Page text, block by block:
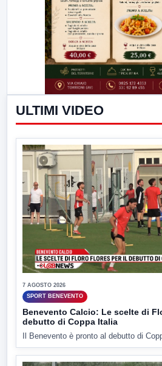
ULTIMI VIDEO
7 AGOSTO 2026
SPORT BENEVENTO
Benevento Calcio: Le scelte di
debutto di Coppa Italia
Il Benevento è pronto al debutto di